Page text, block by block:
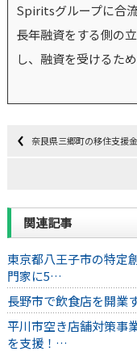
Spiritsグループに合流
長年融資をする側の
し、融資を受けるた
奈良県三郷町の移住支援
関連記事
東京都八王子市の特定
門家に5…
長野市で飲食店を開業
平川市空き店舗対策事
を支援！…